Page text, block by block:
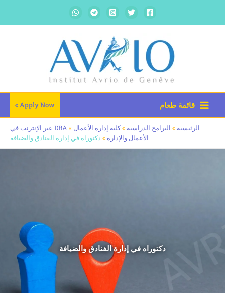
قائمة طعام Apply Now »
البرامج الدراسية» كلية إدارة الأعمال»
DBA عبر الإنترنت في
الأعمال والإدارة» دكتوراه في إدارة الفنادق والضيافة
دكتوراه في إدارة الفنادق والضيافة